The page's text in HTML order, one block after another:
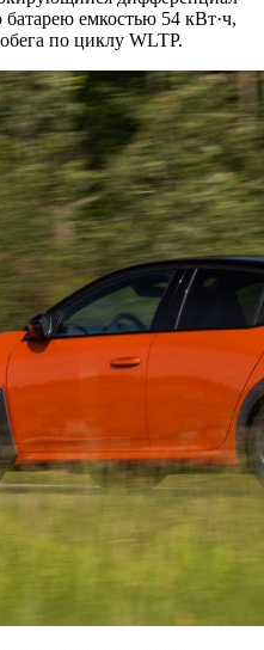
емкостью 54 кВт·ч,
по циклу WLTP.